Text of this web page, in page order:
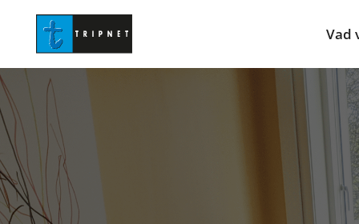
Vad